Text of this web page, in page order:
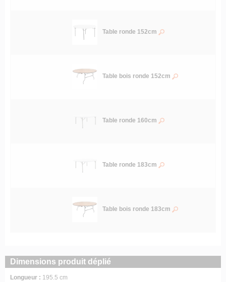
Table ronde 152cm
Table bois ronde 152cm
Table ronde 160cm
Table ronde 183cm
Table bois ronde 183cm
Dimensions produit déplié
Longueur : 195.5 cm